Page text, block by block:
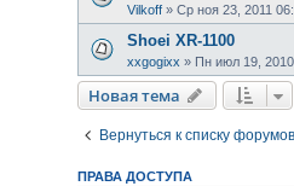
Vilkoff » Ср ноя 23, 2011
Shoei XR-1100
xxgogixx » Пн июл 19,
Новая тема
Вернуться к списку форумов
ПРАВА ДОСТУПА